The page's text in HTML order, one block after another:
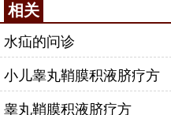
相关
水疝的问诊
小儿睾丸鞘膜积液脐疗方
睾丸鞘膜积液脐疗方